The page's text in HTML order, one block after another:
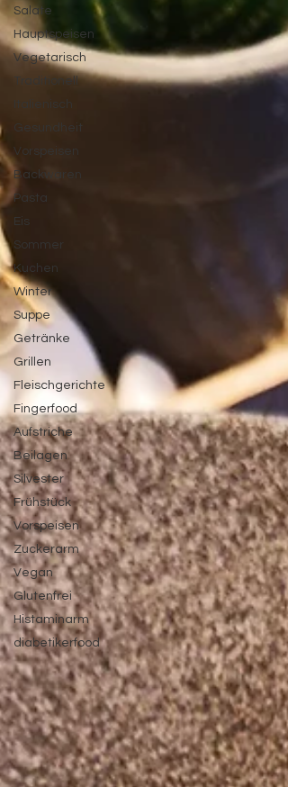
Salate
Hauptspeisen
Vegetarisch
Traditionell
Italienisch
Gesundheit
Vorspeisen
Backwaren
Pasta
Eis
Sommer
Kuchen
Winter
Suppe
Getränke
Grillen
Fleischgerichte
Fingerfood
Aufstriche
Beilagen
Silvester
Frühstück
Vorspeisen
Zuckerarm
Vegan
Glutenfrei
Histaminarm
diabetikerfood